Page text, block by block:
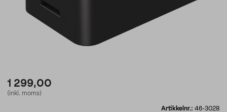
1 299,00
(inkl. moms)
Artikkelnr.: 46-3028